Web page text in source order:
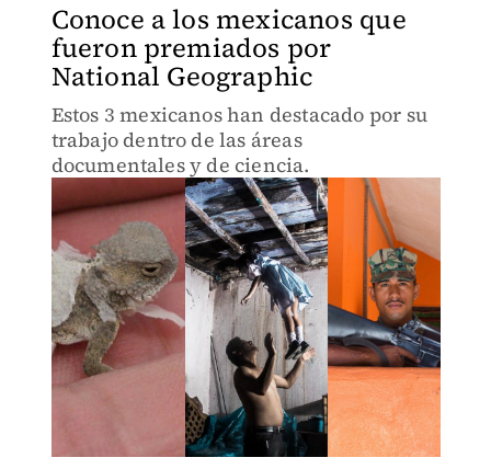
Conoce a los mexicanos que
fueron premiados por
National Geographic
Estos 3 mexicanos han destacado por su
trabajo dentro de las áreas
documentales y de ciencia.